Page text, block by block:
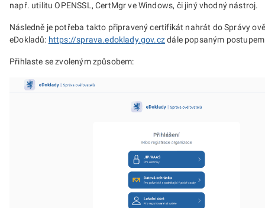
např. utilitu OPENSSL, CertMgr ve Windows, či jiný vhodný nástroj.
Následně je potřeba takto připravený certifikát nahrát do Správy
eDokladů: https://sprava.edoklady.gov.czdále popsaným
Přihlaste se zvoleným způsobem: